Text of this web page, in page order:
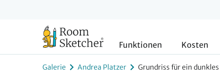
Funktionen Kosten
Galerie Andrea Platzer Grundriss für ein